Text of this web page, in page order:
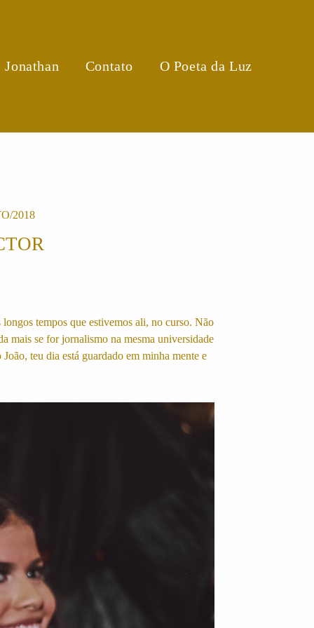
Jonathan Contato O Poeta da Luz
2018
tempos que estivemos ali, no curso. Não
mais se for jornalismo na mesma universidade
teu dia está guardado em minha mente e